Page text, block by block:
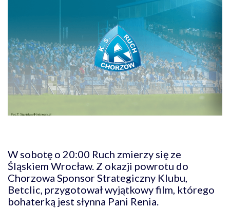
W sobotę o 20:00 Ruch zmierzy się ze
Śląskiem Wrocław. Z okazji powrotu do
Chorzowa Sponsor Strategiczny Klubu,
Betclic, przygotował wyjątkowy film, którego
bohaterką jest słynna Pani Renia.